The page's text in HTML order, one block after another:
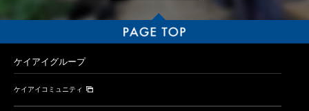
ケイアイグループ
ケイアイコミュニティ